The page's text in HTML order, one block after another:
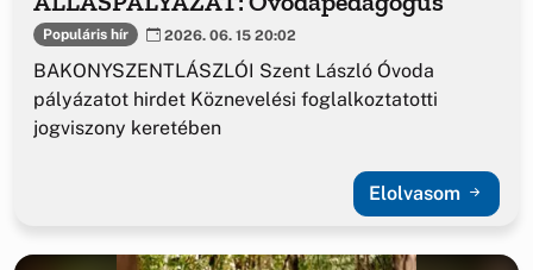
Populáris hír 2026. 06. 15 20:02
BAKONYSZENTLÁSZLÓI Szent László Óvoda
pályázatot hirdet Köznevelési foglalkoztatotti
jogviszony keretében
Elolvasom